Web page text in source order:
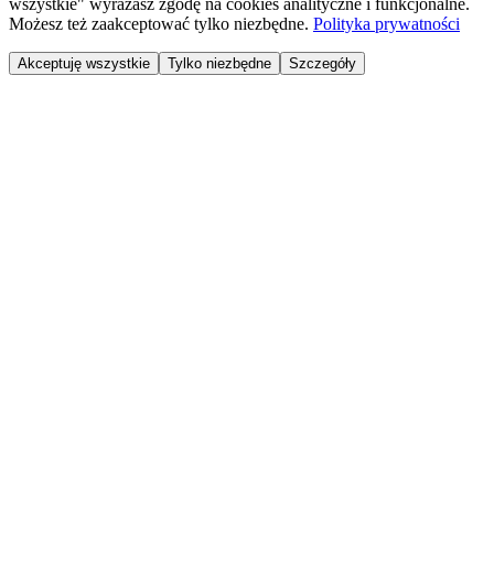
Możesz też zaakceptować tylko niezbędne. Polityka prywatności
Akceptuję wszystkie Tylko niezbędne Szczegóły